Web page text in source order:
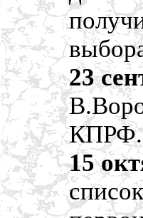
23
КПРФ.
15